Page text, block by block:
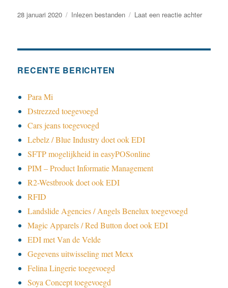
Geplaatst
28 januari 2020 Categorieën
Inlezen bestanden Laat een reactie achterop
de
RECENTE BERICHTEN
Para Mi
Dstrezzed toegevoegd
Cars jeans toegevoegd
Lebelz / Blue Industry doet ook EDI
SFTP mogelijkheid in easyPOSonline
PIM – Product Informatie Management
R2-Westbrook doet ook EDI
RFID
Landslide Agencies / Angels Benelux toegevoegd
Magic Apparels / Red Button doet ook EDI
EDI met Van de Velde
Gegevens uitwisseling met Mexx
Felina Lingerie toegevoegd
Soya Concept toegevoegd